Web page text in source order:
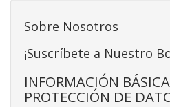
Sobre Nosotros
¡Suscríbete a Nuestro
INFORMACIÓN
PROTECCIÓN DE